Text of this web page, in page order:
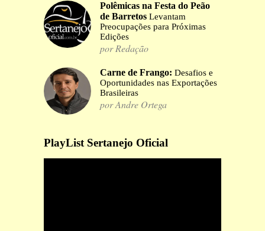
Polêmicas na Festa do Peão
de Barretos Levantam
Preocupações para Próximas
Edições
por Redação
Carne de Frango: Desafios e
Oportunidades nas Exportações
Brasileiras
por Andre Ortega
PlayList Sertanejo Oficial